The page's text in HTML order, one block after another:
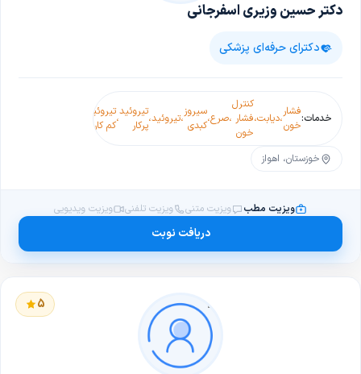
دکتر حسین وزیری اسفرجانی
دکترای حرفه‌ای پزشکی
خدمات:فشار
خون،دیابت،
کنترل
فشار
خون
،صرع،سیروز
کبدی ،تیروئید،تیروئید
پرکار
،تیروئید
کم کار
خوزستان، اهواز
ویزیت مطب ویزیت متنی ویزیت تلفنی ویزیت ویدیویی
دریافت نوبت
5